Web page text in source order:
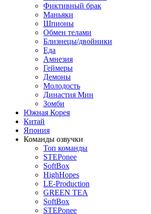
Фиктивный брак
Маньяки
Шпионы
Обмен телами
Близнецы/двойники
Еда
Амнезия
Геймеры
Демоны
Молодость
Династия Мин
Зомби
Южная Корея
Китай
Япония
Команды озвучки
Топ команды
STEPonee
SoftBox
HighHopes
LE-Production
GREEN TEA
SoftBox
STEPonee